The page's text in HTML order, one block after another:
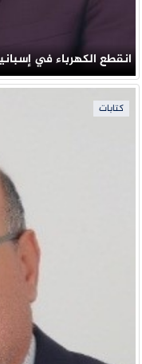
انقطع الكهرباء في
كتابات